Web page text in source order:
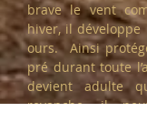
brave le vent
hiver, il développe
ours. Ainsi
pré durant toute
devient adulte
revanche, il